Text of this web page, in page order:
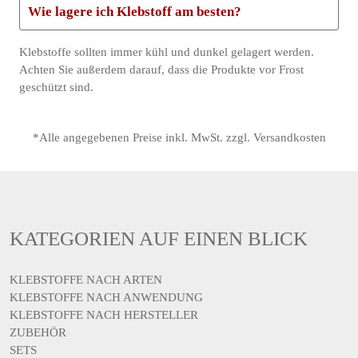
Wie lagere ich Klebstoff am besten?
Klebstoffe sollten immer kühl und dunkel gelagert werden.
Achten Sie außerdem darauf, dass die Produkte vor Frost
geschützt sind.
*Alle angegebenen Preise inkl. MwSt. zzgl. Versandkosten
KATEGORIEN AUF EINEN BLICK
KLEBSTOFFE NACH ARTEN
KLEBSTOFFE NACH ANWENDUNG
KLEBSTOFFE NACH HERSTELLER
ZUBEHÖR
SETS